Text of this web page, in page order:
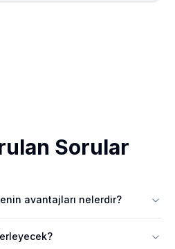
Sorular
avantajları nelerdir?